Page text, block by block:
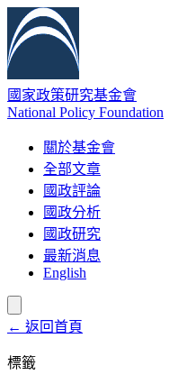
國家政策研究基金會
National Policy Foundation
關於基金會
全部文章
國政評論
國政分析
國政研究
最新消息
English
← 返回首頁
標籤